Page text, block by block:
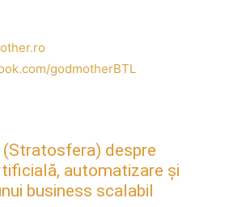
godmotherBTL
despre
automatizare și
business scalabil